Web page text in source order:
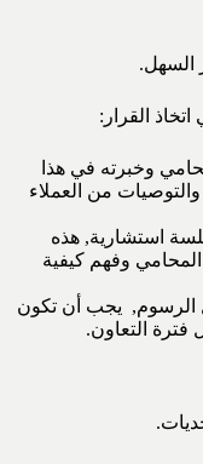
السهل.
القرار:
وخبرته في هذا
من العملاء
استشارية, هذه
وفهم كيفية
الرسوم, يجب أن تكون
فترة التعاون.